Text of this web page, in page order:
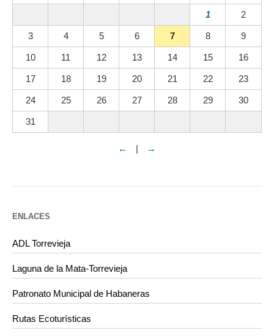
1 2
3 4 5 6 7 8 9
10 11 12 13 14 15 16
17 18 19 20 21 22 23
24 25 26 27 28 29 30
31
← | →
ENLACES
ADL Torrevieja
Laguna de la Mata-Torrevieja
Patronato Municipal de Habaneras
Rutas Ecoturísticas